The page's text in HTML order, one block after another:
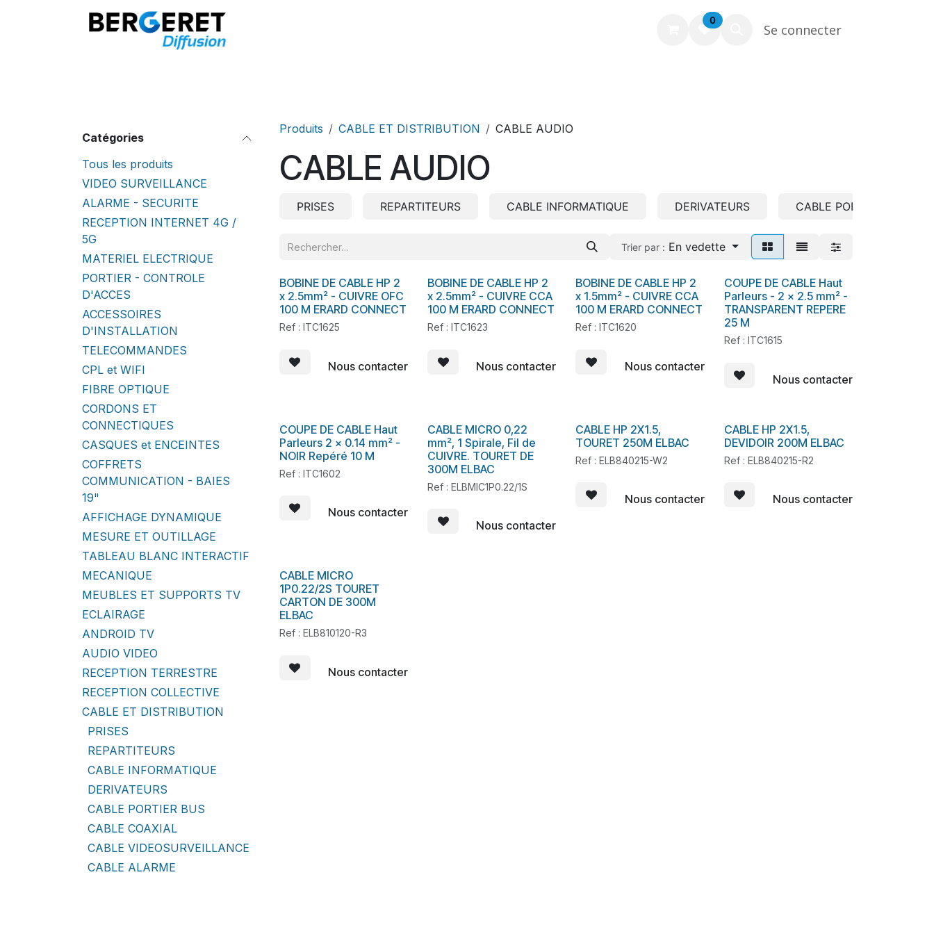
0
Se connecter
Catégories
Tous les produits
VIDEO SURVEILLANCE
ALARME - SECURITE
RECEPTION INTERNET 4G /
5G
MATERIEL ELECTRIQUE
PORTIER - CONTROLE
D'ACCES
ACCESSOIRES
D'INSTALLATION
TELECOMMANDES
CPL et WIFI
FIBRE OPTIQUE
CORDONS ET
CONNECTIQUES
CASQUES et ENCEINTES
COFFRETS
COMMUNICATION - BAIES
19"
AFFICHAGE DYNAMIQUE
MESURE ET OUTILLAGE
TABLEAU BLANC INTERACTIF
MECANIQUE
MEUBLES ET SUPPORTS TV
ECLAIRAGE
ANDROID TV
AUDIO VIDEO
RECEPTION TERRESTRE
RECEPTION COLLECTIVE
CABLE ET DISTRIBUTION
PRISES
REPARTITEURS
CABLE INFORMATIQUE
DERIVATEURS
CABLE PORTIER BUS
CABLE COAXIAL
CABLE VIDEOSURVEILLANCE
CABLE ALARME
Produits CABLE ET DISTRIBUTION CABLE AUDIO
CABLE AUDIO
PRISES REPARTITEURS CABLE INFORMATIQUE DERIVATEURS CABLE PORTIER BUS
Trier par : En vedette
BOBINE DE CABLE HP 2
x 2.5mm² - CUIVRE OFC
100 M ERARD CONNECT
Ref : ITC1625
Nous contacter
BOBINE DE CABLE HP 2
x 2.5mm² - CUIVRE CCA
100 M ERARD CONNECT
Ref : ITC1623
Nous contacter
BOBINE DE CABLE HP 2
x 1.5mm² - CUIVRE CCA
100 M ERARD CONNECT
Ref : ITC1620
Nous contacter
En stock
COUPE DE CABLE Haut
Parleurs - 2 x 2.5 mm² -
TRANSPARENT REPERE
25 M
Ref : ITC1615
Nous contacter
En stock
COUPE DE CABLE Haut
Parleurs 2 x 0.14 mm² -
NOIR Repéré 10 M
Ref : ITC1602
Nous contacter
CABLE MICRO 0,22
mm², 1 Spirale, Fil de
CUIVRE. TOURET DE
300M ELBAC
Ref : ELBMIC1P0.22/1S
Nous contacter
CABLE HP 2X1.5,
TOURET 250M ELBAC
Ref : ELB840215-W2
Nous contacter
En stock
CABLE HP 2X1.5,
DEVIDOIR 200M ELBAC
Ref : ELB840215-R2
Nous contacter
CABLE MICRO
1P0.22/2S TOURET
CARTON DE 300M
ELBAC
Ref : ELB810120-R3
Nous contacter